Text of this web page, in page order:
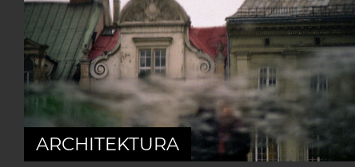
ARCHITEKTURA